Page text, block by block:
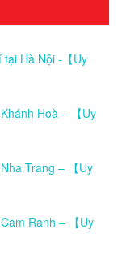
Hà Nội -【Uy
Hoà – 【Uy
Trang – 【Uy
Ranh – 【Uy